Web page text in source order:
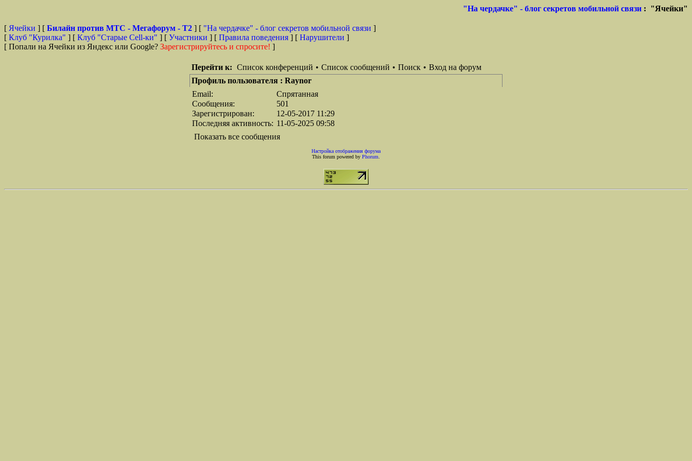
"На чердачке" - блог секретов мобильной связи : "Ячейки"
[ Ячейки ] [ Билайн против МТС - Мегафорум - T2 ] [ "На чердачке" - блог секретов мобильной связи ]
[ Клуб "Курилка" ] [ Клуб "Старые Сell-ки" ] [ Участники ] [ Правила поведения ] [ Нарушители ]
[ Попали на Ячейки из Яндекс или Google? Зарегистрируйтесь и спросите! ]
Перейти к: Список конференций • Список сообщений • Поиск • Вход на форум
Профиль пользователя : Raynor
Email:
Спрятанная
Сообщения:
501
Зарегистрирован:
12-05-2017 11:29
Последняя активность: 11-05-2025 09:58
Показать все сообщения
Настройка отображения форума
This forum powered by Phorum